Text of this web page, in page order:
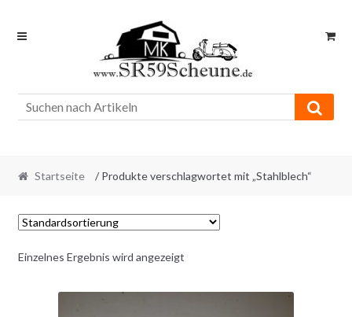
Skip
Skip
Startseite / Produkte verschlagwortet mit „Stahlblech“
Einzelnes Ergebnis wird angezeigt